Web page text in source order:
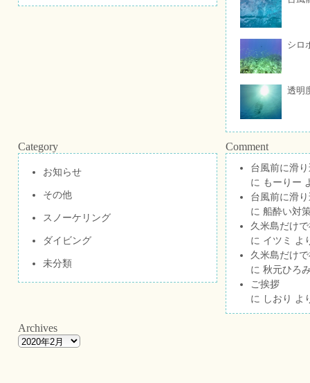
シロ
透明
Category
お知らせ
その他
スノーケリング
ダイビング
未分類
Comment
台風前に滑
に もーりー
台風前に滑
に 船酔い対
久米島だけ
に イツミ
よ
久米島だけ
に 秋元ひろ
ご挨拶
に しおり よ
Archives